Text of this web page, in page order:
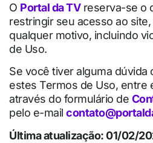
O Portal da TVreserva-se o
restringir seu acesso ao
qualquer motivo, incluindo
de Uso.
Se você tiver alguma
estes Termos de Uso, entre
através do formulário de
pelo e-mail
Última atualização: 01/02/